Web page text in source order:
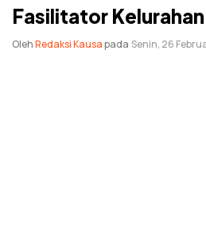
Fasilitator Kelurahan
OlehRedaksi Kausapada Senin, 26